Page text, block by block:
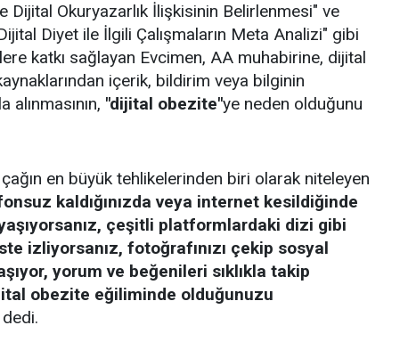
Dijital Okuryazarlık İlişkisinin Belirlenmesi" ve
Diyet ile İlgili Çalışmaların Meta Analizi" gibi
katkı sağlayan Evcimen, AA muhabirine, dijital
içerik, bildirim veya bilginin
"dijital obezite"ye neden olduğunu
en büyük tehlikelerinden biri olarak niteleyen
kaldığınızda veya internet kesildiğinde
çeşitli platformlardaki dizi gibi
izliyorsanız, fotoğrafınızı çekip sosyal
yorum ve beğenileri sıklıkla takip
obezite eğiliminde olduğunuzu
dedi.